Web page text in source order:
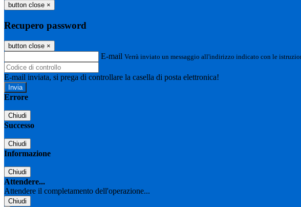
button close ×
Recupero password
button close ×
E-mail Verrà inviato un messaggio all'indirizzo indicato con le
E-mail inviata, si prega di controllare la casella di posta elettronica!
Errore
Chiudi
Successo
Chiudi
Informazione
Chiudi
Attendere...
Attendere il completamento dell'operazione...
Chiudi